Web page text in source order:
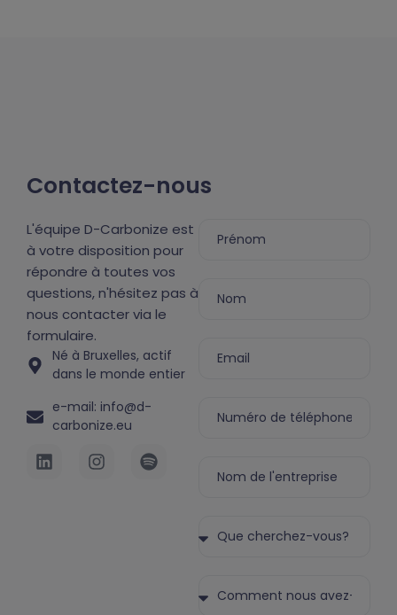
Contactez-nous
L'équipe D-Carbonize est
à votre disposition pour
répondre à toutes vos
questions, n'hésitez pas à
nous contacter via le
formulaire.
Né à Bruxelles, actif
dans le monde entier
e-mail: info@d-
carbonize.eu